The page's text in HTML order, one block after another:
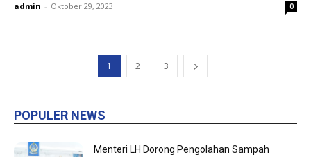
admin - Oktober 29, 2023 0
1 2 3
POPULER NEWS
Menteri LH Dorong Pengolahan Sampah